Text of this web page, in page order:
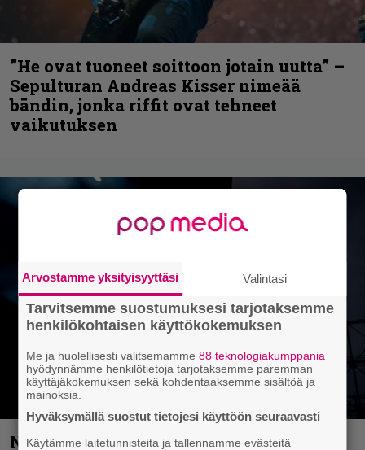
”He ovat tuoneet soittoon jotain uutta” –
Sepulturan Andreas Kisser nimeää
bändin, jonka riffit ovat tehneet
vaikutuksen
Näin lähtee Ghostin Tobias Forgelta
Arvostamme yksityisyyttäsi Valintasi
Tarvitsemme suostumuksesi tarjotaksemme
henkilökohtaisen käyttökokemuksen
Me ja huolellisesti valitsemamme88 teknologiakumppania
hyödynnämme henkilötietoja tarjotaksemme paremman
käyttäjäkokemuksen sekä kohdentaaksemme sisältöä ja
mainoksia.
Hyväksymällä suostut tietojesi käyttöön seuraavasti
Käytämme laitetunnisteita ja tallennamme evästeitä